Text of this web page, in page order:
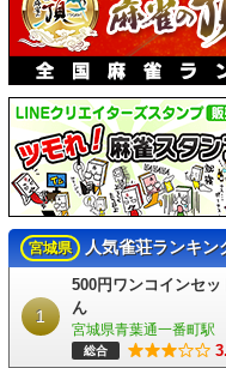
宮城県 人気雀荘ランキン
1
500円ワンコインセ
ん
宮城県青葉通一番町駅
総合